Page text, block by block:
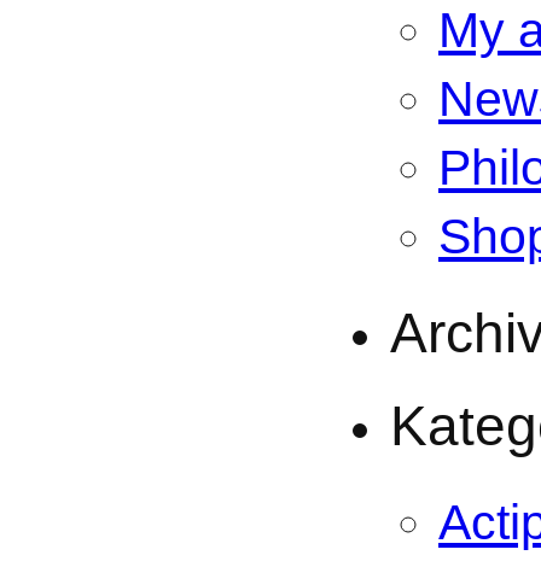
My